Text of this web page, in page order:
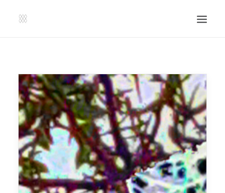
EINSENDEN!
PUBLIKATIONEN
VERANSTALTUNGEN
PRESSE, IMPRESSUM UND KONTAKT
UNTERSTÜTZE UNS!
SEARCH